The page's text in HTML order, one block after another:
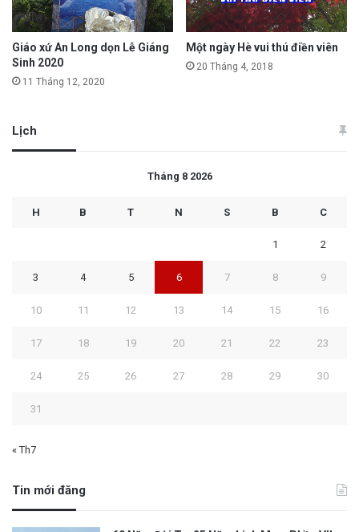
Giáo xứ An Long dọn Lễ Giáng
Sinh 2020
11 Tháng 12, 2020
Một ngày Hè vui thú điền viên
20 Tháng 4, 2018
Lịch
Tháng 8 2026
H B T N S B C
1 2
3 4 5 6 7 8 9
10 11 12 13 14 15 16
17 18 19 20 21 22 23
24 25 26 27 28 29 30
31
« Th7
Tin mới đăng